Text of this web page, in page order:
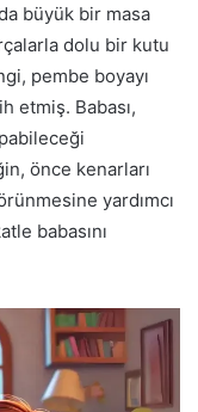
büyük bir masa
dolu bir kutu
pembe boyayı
etmiş. Babası,
önce kenarları
yardımcı
babasını